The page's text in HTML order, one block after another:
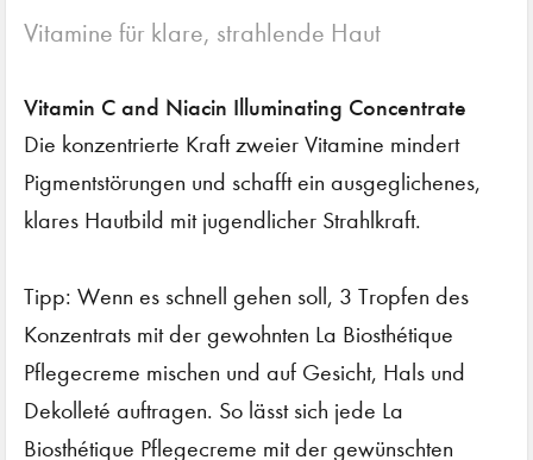
Vitamine für klare, strahlende Haut
Vitamin C and Niacin Illuminating Concentrate
Die konzentrierte Kraft zweier Vitamine mindert
Pigmentstörungen und schafft ein ausgeglichenes,
klares Hautbild mit jugendlicher Strahlkraft.
Tipp: Wenn es schnell gehen soll, 3 Tropfen des
Konzentrats mit der gewohnten La Biosthétique
Pflegecreme mischen und auf Gesicht, Hals und
Dekolleté auftragen. So lässt sich jede La
Biosthétique Pflegecreme mit der gewünschten